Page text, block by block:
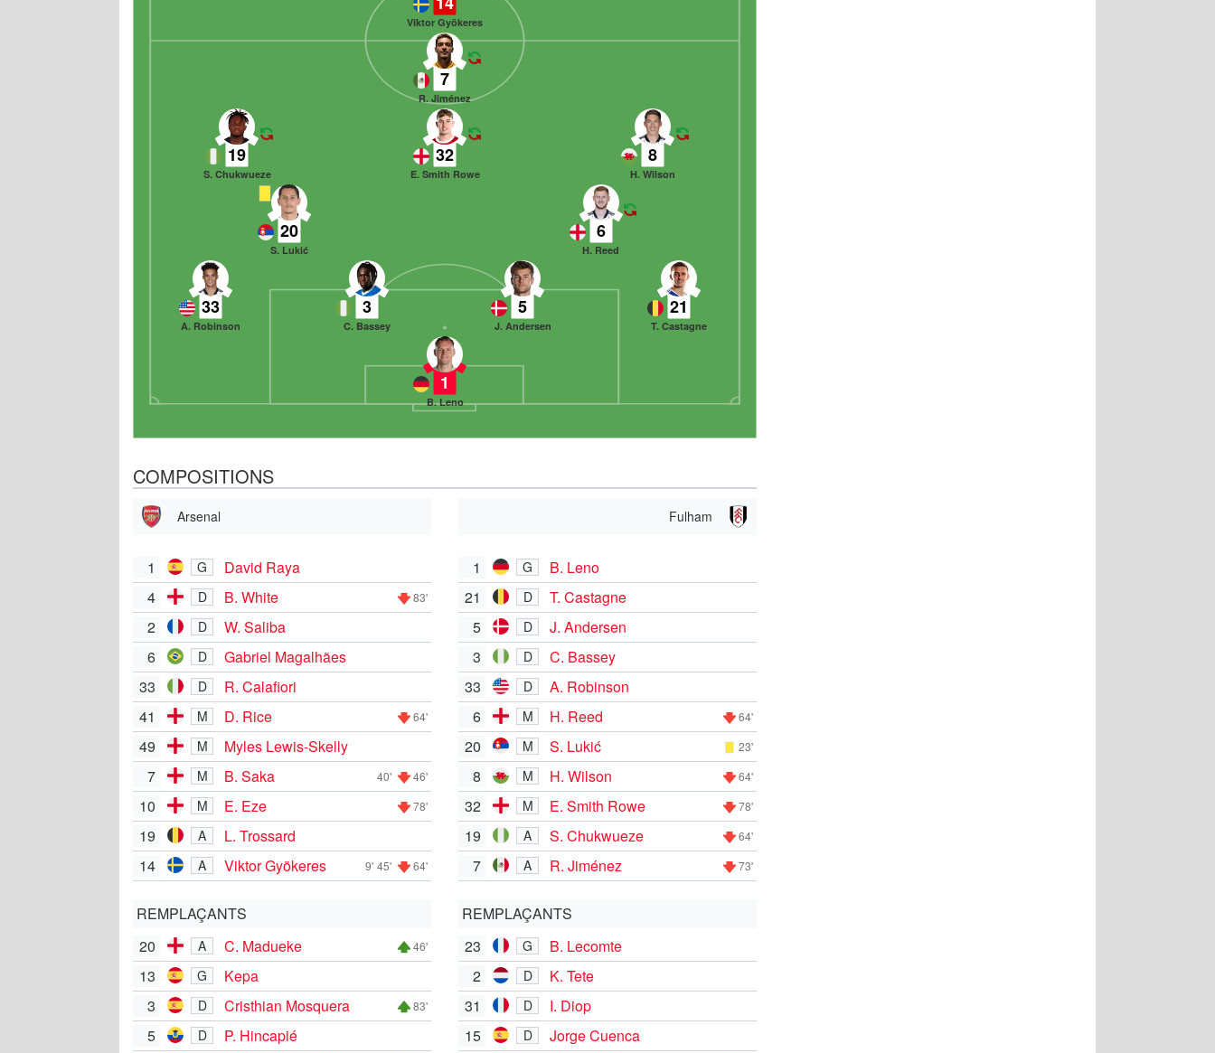
Viktor Gyökeres
1
B. Leno
33
A. Robinson
3
C. Bassey
5
J. Andersen
21
T. Castagne
20
S. Lukić
6
H. Reed
19
S. Chukwueze
32
E. Smith Rowe
8
H. Wilson
7
R. Jiménez
COMPOSITIONS
Arsenal
1 G
David Raya
4
D B. White 83'
2 D
W. Saliba
6
D
Gabriel Magalhães
33
D
R. Calafiori
41
M D. Rice 64'
49 M
Myles Lewis-Skelly
7
M B. Saka 40' 46'
10 M E. Eze 78'
19 A
L. Trossard
14
A Viktor Gyökeres 9' 45' 64'
REMPLAÇANTS
20
A C. Madueke 46'
13 G
Kepa
3
D Cristhian Mosquera 83'
5 D
P. Hincapié
Fulham
1 G
B. Leno
21
D
T. Castagne
5
D
J. Andersen
3
D
C. Bassey
33
D
A. Robinson
6
M H. Reed 64'
20 M S. Lukić 23'
8 M H. Wilson 64'
32 M E. Smith Rowe 78'
19 A S. Chukwueze 64'
7 A R. Jiménez 73'
REMPLAÇANTS
23
G
B. Lecomte
2
D
K. Tete
31
D
I. Diop
15
D
Jorge Cuenca